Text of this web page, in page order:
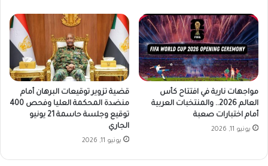
مواجهات نارية في افتتاح كأس
العالم 2026.. والمنتخبات العربية
أمام اختبارات صعبة
يونيو 11, 2026
قضية تزوير توقيعات البرهان أمام
منضدة المحكمة العليا وفحص 400
توقيع وجلسة حاسمة 21 يونيو
الجاري
يونيو 11, 2026